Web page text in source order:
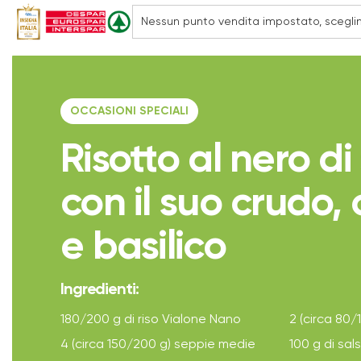
OCCASIONI SPECIALI
Risotto al nero
con il suo crudo,
e basilico
Ingredienti:
180/200 g di riso Vialone Nano
2 (circa 80/
4 (circa 150/200 g) seppie medie
100 g di